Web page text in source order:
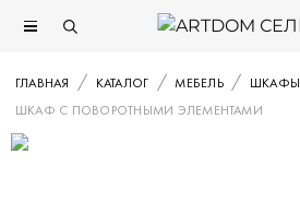
ГЛАВНАЯ КАТАЛОГ МЕБЕЛЬ
ШКАФЫ
ШКАФ С ПОВОРОТНЫМИ ЭЛЕМЕНТАМИ